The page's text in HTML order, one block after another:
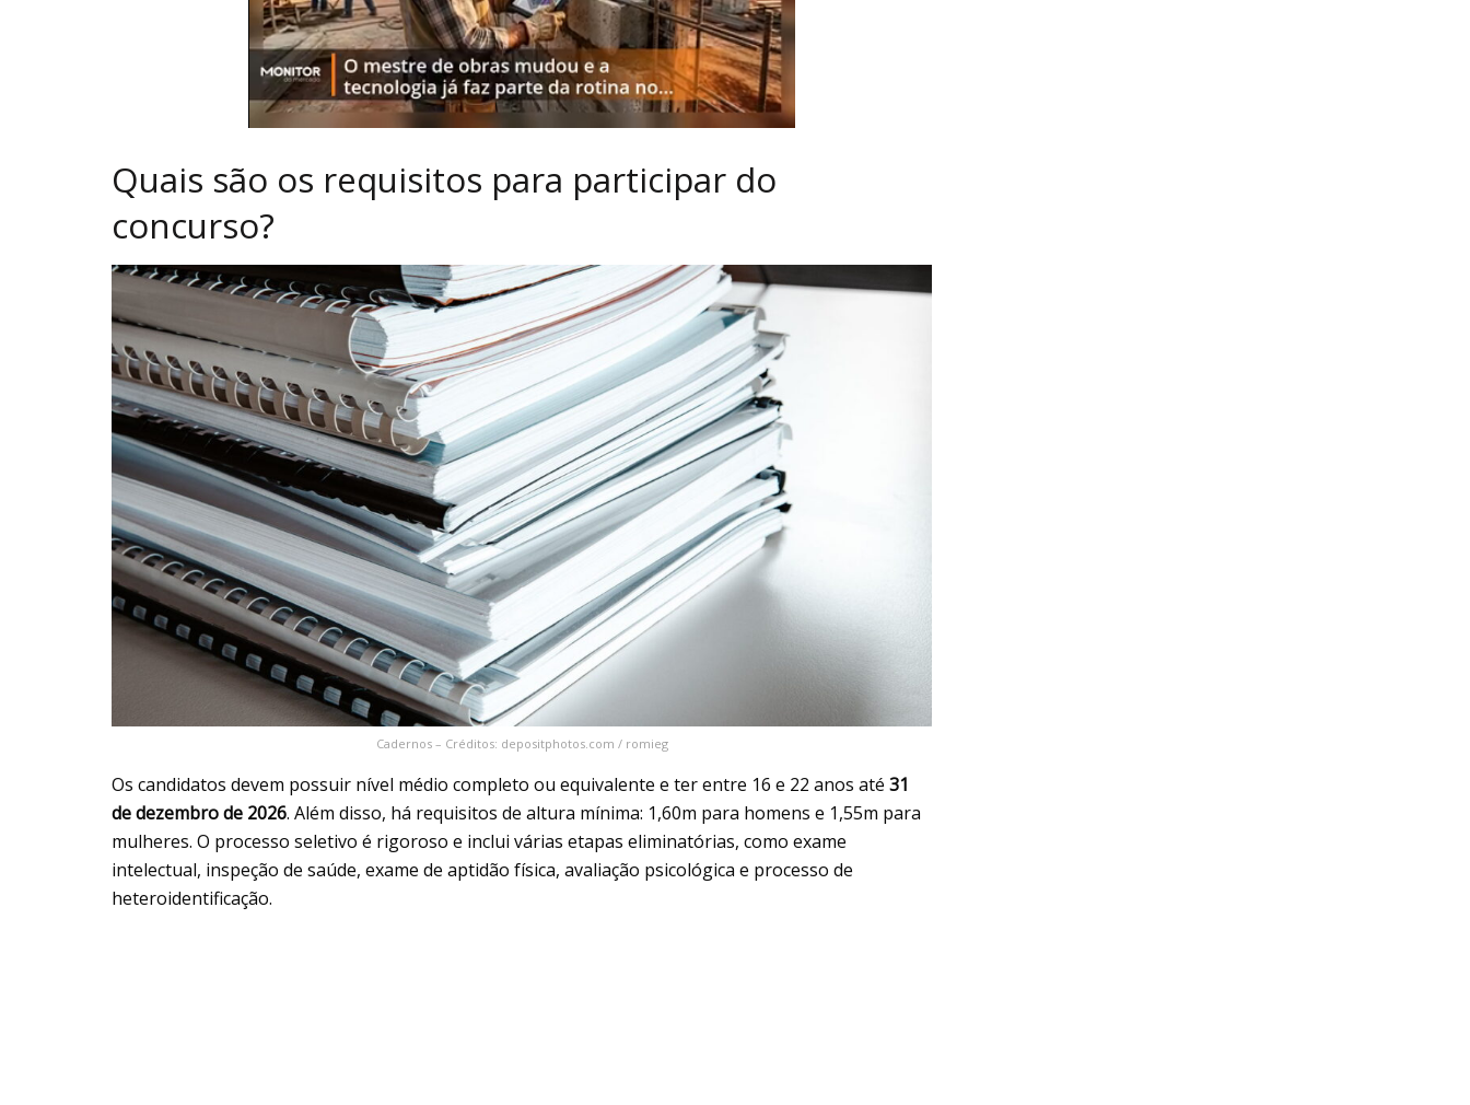
Quais são os requisitos para participar do
concurso?
Cadernos – Créditos: depositphotos.com / romieg
Os candidatos devem possuir nível médio completo ou equivalente e ter entre 16 e 22 anos até 31
de dezembro de 2026. Além disso, há requisitos de altura mínima: 1,60m para homens e 1,55m para
mulheres. O processo seletivo é rigoroso e inclui várias etapas eliminatórias, como exame
intelectual, inspeção de saúde, exame de aptidão física, avaliação psicológica e processo de
heteroidentificação.